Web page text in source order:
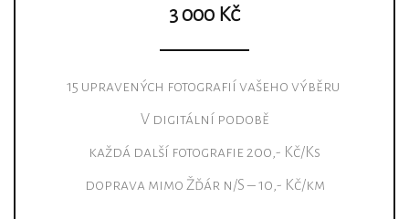
3 000 Kč
15 upravených fotografií vašeho výběru
V digitální podobě
každá další fotografie 200,- Kč/Ks
doprava mimo Žďár n/S – 10,- Kč/km